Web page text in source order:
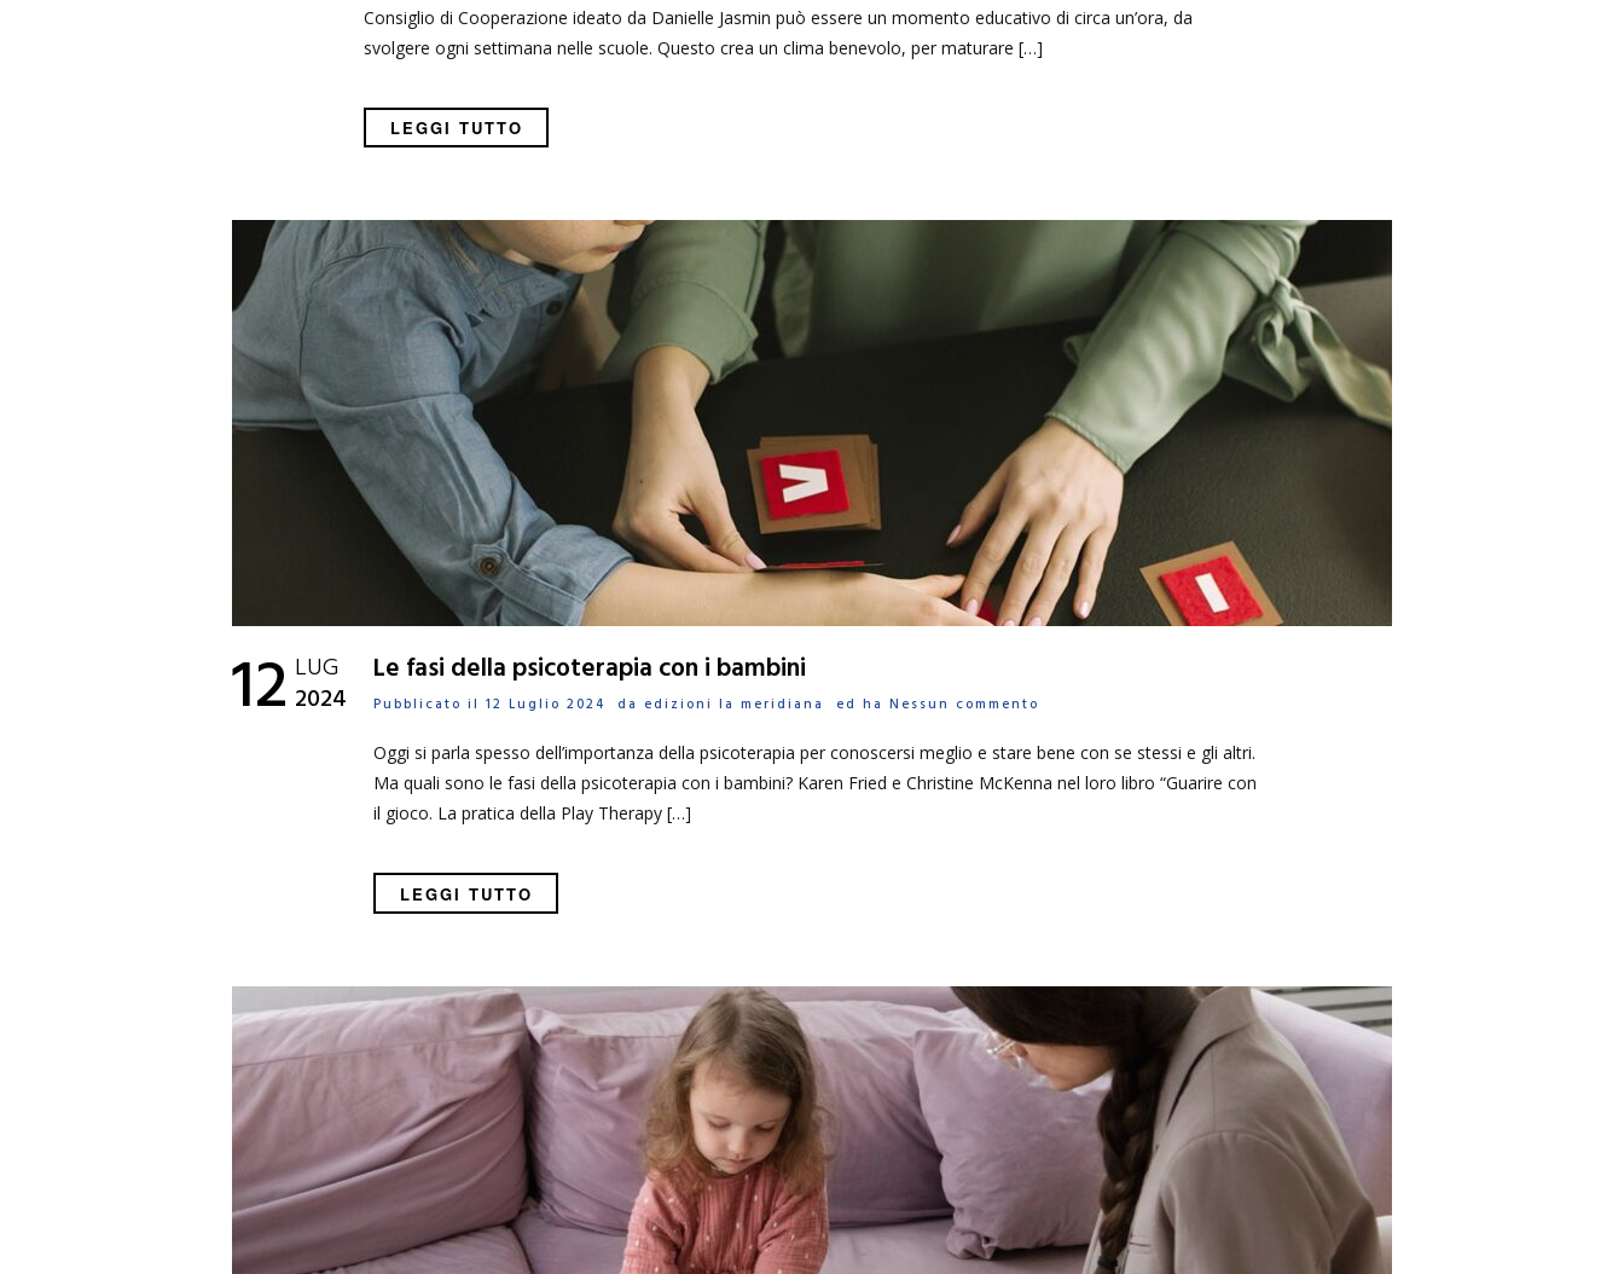
Consiglio di Cooperazione ideato da Danielle Jasmin può essere un momento educativo di circa un’ora, da
svolgere ogni settimana nelle scuole. Questo crea un clima benevolo, per maturare […]
LEGGI TUTTO
12 LUG
2024
Le fasi della psicoterapia con i bambini
Pubblicato il 12 Luglio 2024 da edizioni la meridiana ed ha Nessun commento
Oggi si parla spesso dell’importanza della psicoterapia per conoscersi meglio e stare bene con se stessi e gli altri.
Ma quali sono le fasi della psicoterapia con i bambini? Karen Fried e Christine McKenna nel loro libro “Guarire con
il gioco. La pratica della Play Therapy […]
LEGGI TUTTO